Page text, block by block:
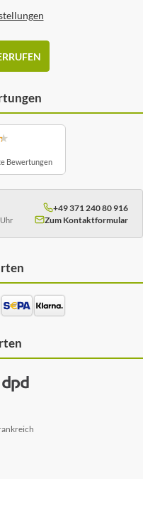
★
Bewertungen
+49 371 240 80 916
Zum Kontaktformular